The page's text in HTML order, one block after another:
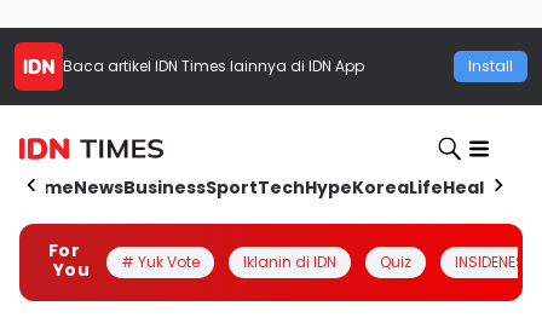
Baca artikel IDN Times lainnya di IDN App Install
HomeNewsBusinessSportTechHypeKoreaLifeHealth
For
You
# Yuk Vote Iklanin di IDN Quiz INSIDENESIA